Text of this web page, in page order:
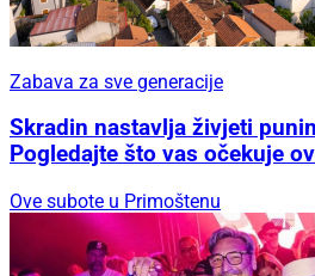
Zabava za sve generacije
Skradin nastavlja živjeti
Pogledajte što vas očekuje
Ove subote u Primoštenu